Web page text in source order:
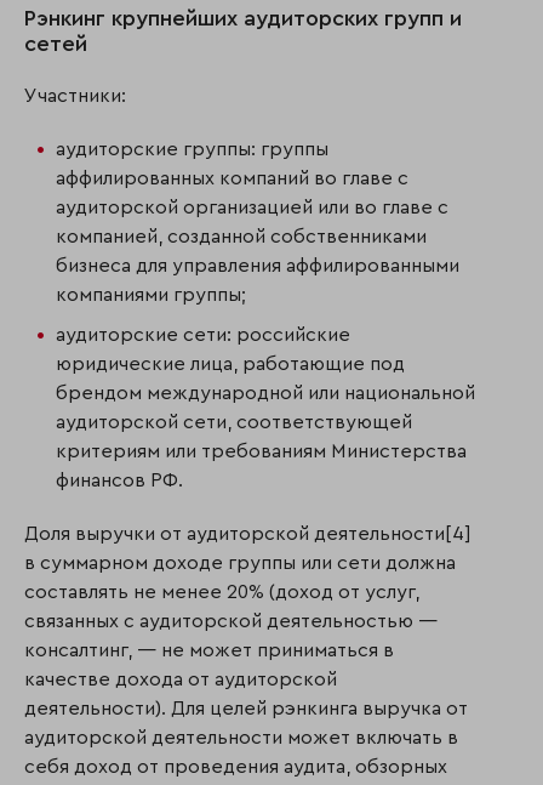
Рэнкинг крупнейших аудиторских групп и
сетей
Участники:
аудиторские группы: группы
аффилированных компаний во главе с
аудиторской организацией или во главе с
компанией, созданной собственниками
бизнеса для управления аффилированными
компаниями группы;
аудиторские сети: российские
юридические лица, работающие под
брендом международной или национальной
аудиторской сети, соответствующей
критериям или требованиям Министерства
финансов РФ.
Доля выручки от аудиторской деятельности[4]
в суммарном доходе группы или сети должна
составлять не менее 20% (доход от услуг,
связанных с аудиторской деятельностью —
консалтинг, — не может приниматься в
качестве дохода от аудиторской
деятельности). Для целей рэнкинга выручка от
аудиторской деятельности может включать в
себя доход от проведения аудита, обзорных